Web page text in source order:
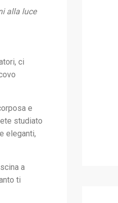
alla luce
ci
e
studiato
eleganti,
a
ti